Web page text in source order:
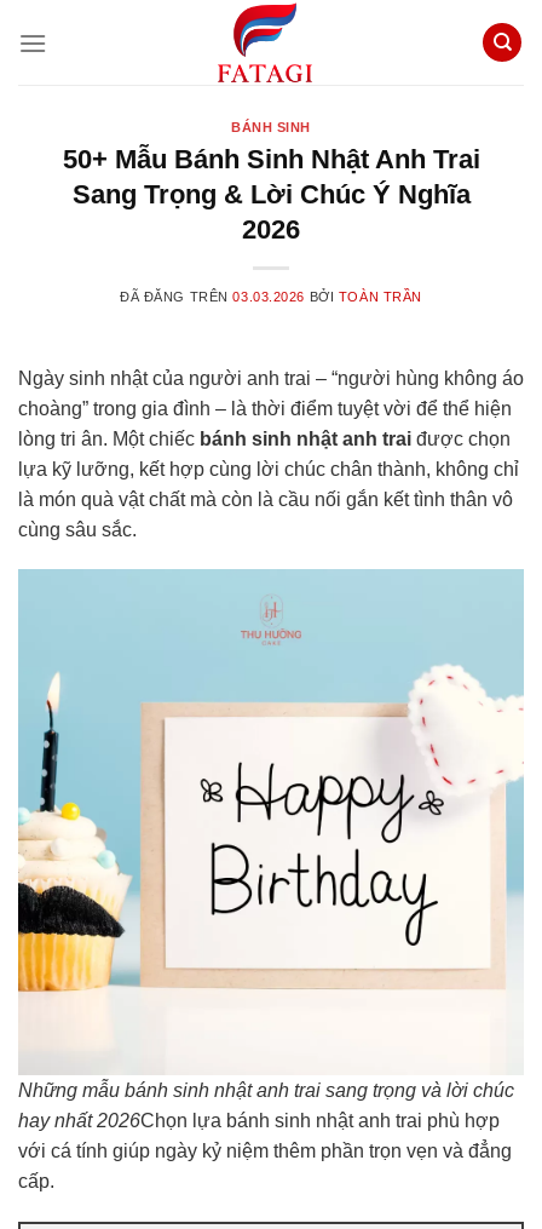
đến
BÁNH SINH
50+ Mẫu Bánh Sinh Nhật Anh Trai
Sang Trọng & Lời Chúc Ý Nghĩa
2026
ĐÃ ĐĂNG TRÊN03.03.2026 BỞI TOÀN TRẦN
Ngày sinh nhật của người anh trai – “người hùng không áo
choàng” trong gia đình – là thời điểm tuyệt vời để thể hiện
lòng tri ân. Một chiếc bánh sinh nhật anh trai được chọn
lựa kỹ lưỡng, kết hợp cùng lời chúc chân thành, không chỉ
là món quà vật chất mà còn là cầu nối gắn kết tình thân vô
cùng sâu sắc.
Những mẫu bánh sinh nhật anh trai sang trọng và lời chúc
hay nhất 2026Chọn lựa bánh sinh nhật anh trai phù hợp
với cá tính giúp ngày kỷ niệm thêm phần trọn vẹn và đẳng
cấp.